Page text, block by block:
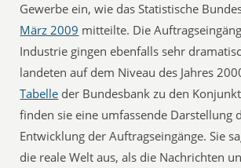
Gewerbe ein, wie das Statistische
März 2009 mitteilte. Die
Industrie gingen ebenfalls sehr
landeten auf dem Niveau des Jahres
Tabelle der Bundesbank zu den
finden sie eine umfassende Darstellung
Entwicklung der Auftragseingänge. Sie
die reale Welt aus, als die Nachrichten